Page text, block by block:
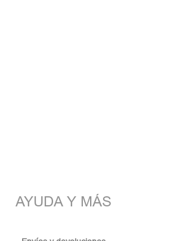
AYUDA Y MÁS